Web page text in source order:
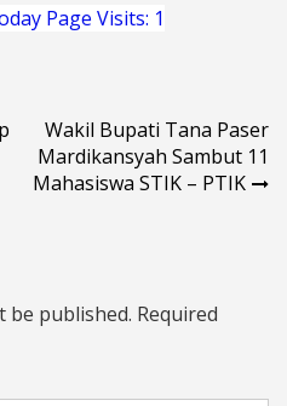
Page Visits: 1
Wakil Bupati Tana Paser
Mardikansyah Sambut 11
Mahasiswa STIK – PTIK
be published. Required